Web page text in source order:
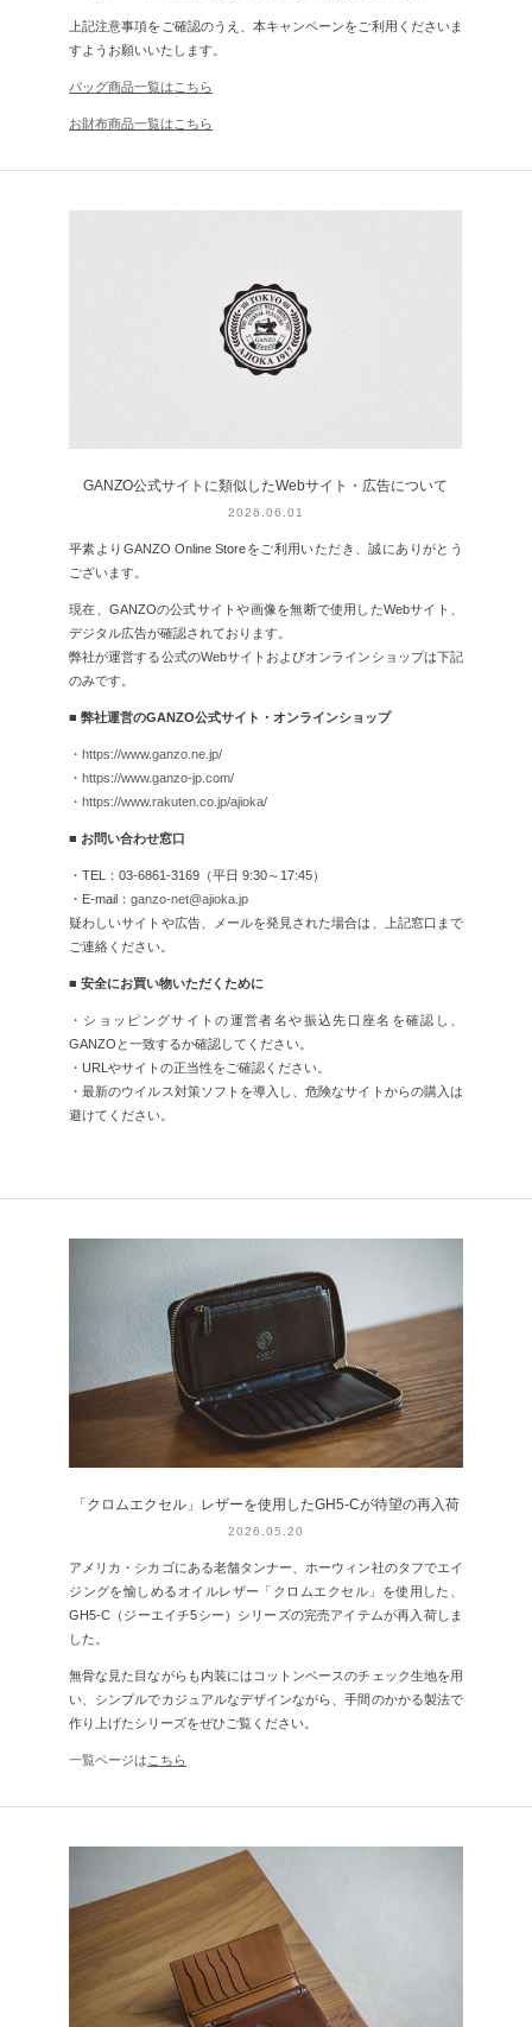
上記注意事項をご確認のうえ、本キャンペーンをご利用くださいま
すようお願いいたします。
バッグ商品一覧はこちら
お財布商品一覧はこちら
GANZO公式サイトに類似したWebサイト・広告について
2026.06.01
平素よりGANZO Online Storeをご利用いただき、誠にありがとう
ございます。
現在、GANZOの公式サイトや画像を無断で使用したWebサイト、
デジタル広告が確認されております。
弊社が運営する公式のWebサイトおよびオンラインショップは下記
のみです。
■ 弊社運営のGANZO公式サイト・オンラインショップ
・https://www.ganzo.ne.jp/
・https://www.ganzo-jp.com/
・https://www.rakuten.co.jp/ajioka/
■ お問い合わせ窓口
・TEL：03-6861-3169（平日 9:30～17:45）
・E-mail：ganzo-net@ajioka.jp
疑わしいサイトや広告、メールを発見された場合は、上記窓口まで
ご連絡ください。
■ 安全にお買い物いただくために
・ショッピングサイトの運営者名や振込先口座名を確認し、
GANZOと一致するか確認してください。
・URLやサイトの正当性をご確認ください。
・最新のウイルス対策ソフトを導入し、危険なサイトからの購入は
避けてください。
「クロムエクセル」レザーを使用したGH5-Cが待望の再入荷
2026.05.20
アメリカ・シカゴにある老舗タンナー、ホーウィン社のタフでエイ
ジングを愉しめるオイルレザー「クロムエクセル」を使用した、
GH5-C（ジーエイチ5シー）シリーズの完売アイテムが再入荷しま
した。
無骨な見た目ながらも内装にはコットンベースのチェック生地を用
い、シンプルでカジュアルなデザインながら、手間のかかる製法で
作り上げたシリーズをぜひご覧ください。
一覧ページは こちら